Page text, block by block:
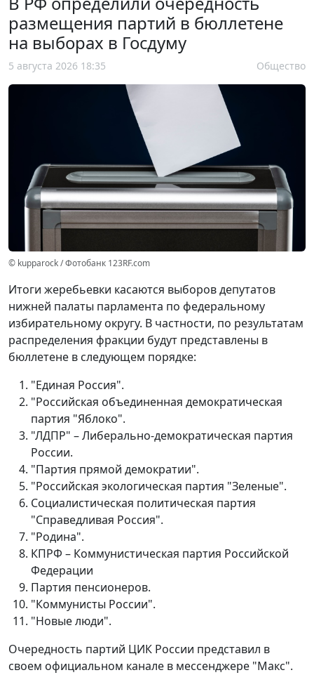
размещения партий в бюллетене
на выборах в Госдуму
5 августа 2026 18:35 Общество
© kupparock / Фотобанк 123RF.com
Итоги жеребьевки касаются выборов депутатов
нижней палаты парламента по федеральному
избирательному округу. В частности, по результатам
распределения фракции будут представлены в
бюллетене в следующем порядке:
"Единая Россия".
"Российская объединенная демократическая
партия "Яблоко".
"ЛДПР" – Либерально-демократическая партия
России.
"Партия прямой демократии".
"Российская экологическая партия "Зеленые".
Социалистическая политическая партия
"Справедливая Россия".
"Родина".
КПРФ – Коммунистическая партия Российской
Федерации
Партия пенсионеров.
"Коммунисты России".
"Новые люди".
Очередность партий ЦИК России представил в
своем официальном канале в мессенджере "Макс".